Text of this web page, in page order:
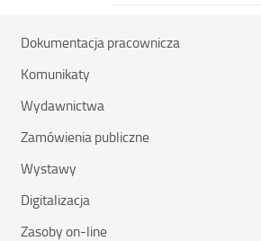
Dokumentacja pracownicza
Komunikaty
Wydawnictwa
Zamówienia publiczne
Wystawy
Digitalizacja
Zasoby on-line